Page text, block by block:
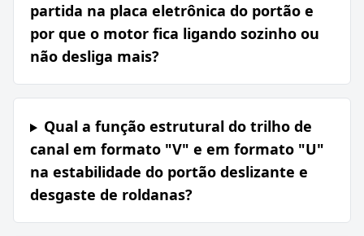
partida na placa eletrônica do portão e
por que o motor fica ligando sozinho ou
não desliga mais?
Qual a função estrutural do trilho de
canal em formato "V" e em formato "U"
na estabilidade do portão deslizante e
desgaste de roldanas?